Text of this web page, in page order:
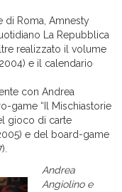
di Roma, Amnesty
La Repubblica
realizzato il volume
e il calendario
con Andrea
game “Il Mischiastorie
gioco di carte
e del board-game
Andrea
Angiolino e